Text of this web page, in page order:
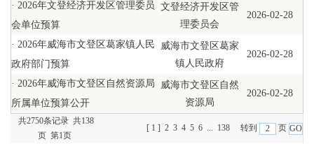
· 2026年文登经济开发区管理委员
会单位预算
文登经济开发区管
理委员会
2026-02-28
· 2026年威海市文登区葛家镇人民
政府部门预算
威海市文登区葛家
镇人民政府
2026-02-28
· 2026年威海市文登区自然资源局
所属单位预算公开
威海市文登区自然
资源局
2026-02-28
共2750条记录 共138
页 第1页
[ 1 ] 2 3 4 5 6 ... 138 转到 页